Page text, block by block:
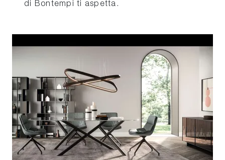
di Bontempi ti aspetta.